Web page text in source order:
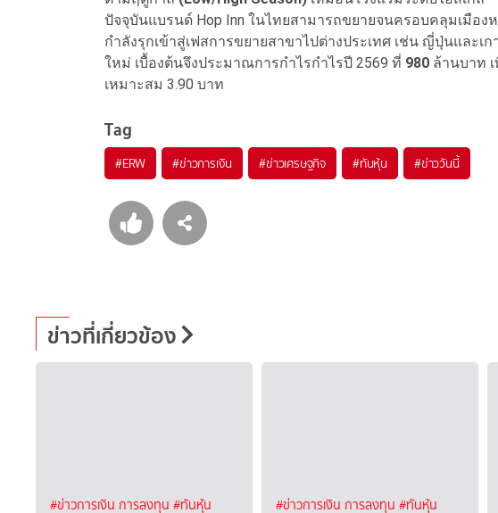
ปัจจุบันแบรนด์ Hop Inn ในไทยสามารถขยายจนครอบคลุมเมือง
กำลังรุกเข้าสู่เฟสการขยายสาขาไปต่างประเทศ เช่น ญี่ปุ่นและเ
ใหม่ เบื้องต้นจึงประมาณการกำไรกำไรปี 2569 ที่ 980 ล้านบาท
เหมาะสม 3.90 บาท
Tag
#ERW #ข่าวการเงิน #ข่าวเศรษฐกิจ #ทันหุ้น #ข่าววันนี้
ข่าวที่เกี่ยวข้อง
#ข่าวการเงิน การลงทุน #ทันหุ้น #ข่าวการเงิน การลงทุน #ทันหุ้น